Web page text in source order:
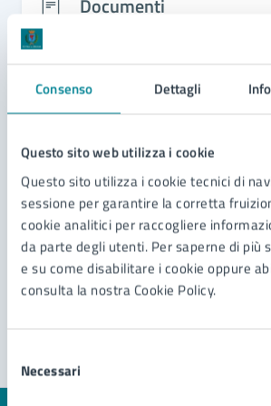
Consenso Dettagli
Questo sito web utilizza i cookie
Questo sito utilizza i cookie tecnici di
sessione per garantire la corretta
cookie analitici per raccogliere
da parte degli utenti. Per saperne di più
e su come disabilitare i cookie oppure
consulta la nostra Cookie Policy.
delNecessari
Regolamento per l'installazione e
spettacoli viaggiante e circensi
Regolamento di disciplina dell’edilizia
Ordinanza di disciplina e modifica della
circolazione in viale del marinaio e
"Famila" con via Roma Destra sp42
installazione aeronautica e
di inaugurazione.
Ordinanza di disciplina della viabilità
per occupazione della sede stradale
cantiere in via San Marco. Proroga
10/07/2026
Vedi altri 6